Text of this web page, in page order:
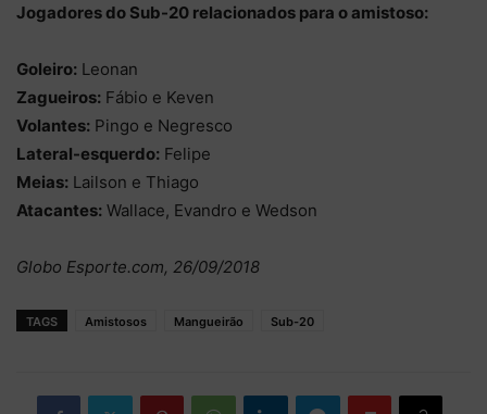
Jogadores do Sub-20 relacionados para o amistoso:
Goleiro: Leonan
Zagueiros: Fábio e Keven
Volantes: Pingo e Negresco
Lateral-esquerdo: Felipe
Meias: Lailson e Thiago
Atacantes: Wallace, Evandro e Wedson
Globo Esporte.com, 26/09/2018
TAGS Amistosos Mangueirão Sub-20